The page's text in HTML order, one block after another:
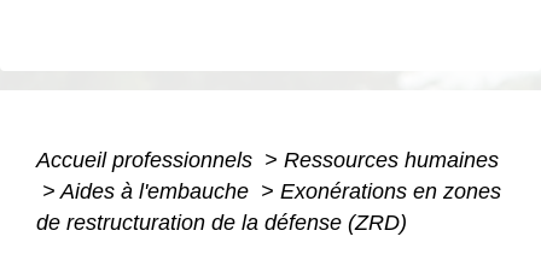
Accueil professionnels > Ressources humaines
> Aides à l'embauche > Exonérations en zones
de restructuration de la défense (ZRD)